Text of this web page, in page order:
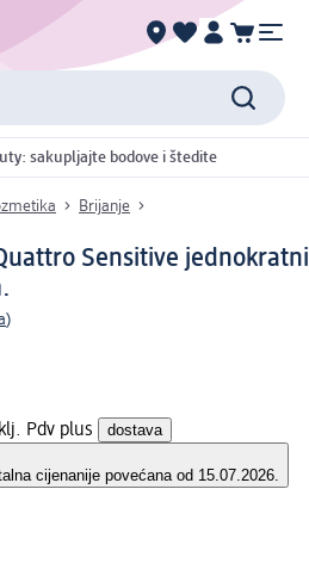
sakupljajte bodove i štedite
Brijanje
Sensitive jednokratni
)
Pdv plus dostava
cijenanije povećana od 15.07.2026.